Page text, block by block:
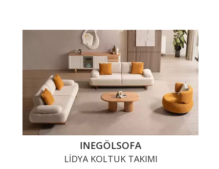
INEGÖLSOFA
LIDYA KOLTUK TAKIMI